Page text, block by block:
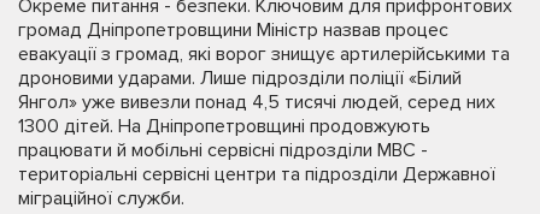
Окреме питання - безпеки. Ключовим для прифронтових
громад Дніпропетровщини Міністр назвав процес
евакуації з громад, які ворог знищує артилерійськими та
дроновими ударами. Лише підрозділи поліції «Білий
Янгол» уже вивезли понад 4,5 тисячі людей, серед них
1300 дітей. На Дніпропетровщині продовжують
працювати й мобільні сервісні підрозділи МВС -
територіальні сервісні центри та підрозділи Державної
міграційної служби.